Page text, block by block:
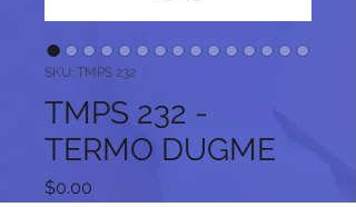
SKU: TMPS 232
TMPS 232 -
TERMO DUGME
$0.00